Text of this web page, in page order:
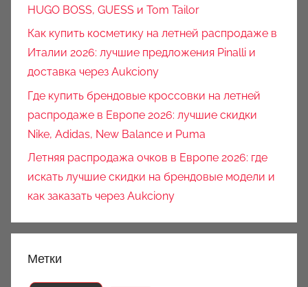
HUGO BOSS, GUESS и Tom Tailor
Как купить косметику на летней распродаже в
Италии 2026: лучшие предложения Pinalli и
доставка через Aukciony
Где купить брендовые кроссовки на летней
распродаже в Европе 2026: лучшие скидки
Nike, Adidas, New Balance и Puma
Летняя распродажа очков в Европе 2026: где
искать лучшие скидки на брендовые модели и
как заказать через Aukciony
Метки